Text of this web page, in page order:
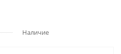
Наличие